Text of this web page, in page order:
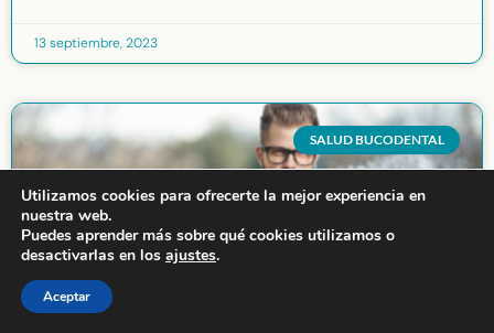
13 septiembre, 2023
SALUD BUCODENTAL
Utilizamos cookies para ofrecerte la mejor experiencia en
nuestra web.
Puedes aprender más sobre qué cookies utilizamos o
desactivarlas en los ajustes.
Aceptar